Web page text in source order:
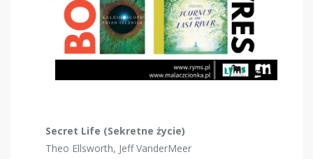
Secret Life (Sekretne życie)
Theo Ellsworth, Jeff VanderMeer